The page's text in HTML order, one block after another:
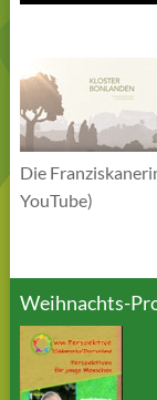
Die
YouTube)
Weihnachts-